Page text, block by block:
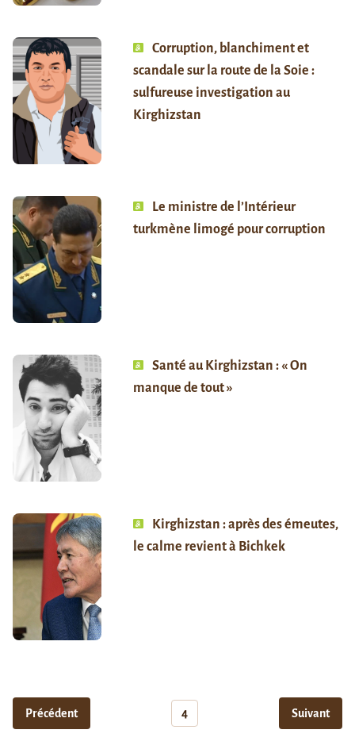
Corruption, blanchiment et
scandale sur la route de la Soie :
sulfureuse investigation au
Kirghizstan
Le ministre de l’Intérieur
turkmène limogé pour corruption
Santé au Kirghizstan : « On
manque de tout »
Kirghizstan : après des émeutes,
le calme revient à Bichkek
Précédent 4 Suivant